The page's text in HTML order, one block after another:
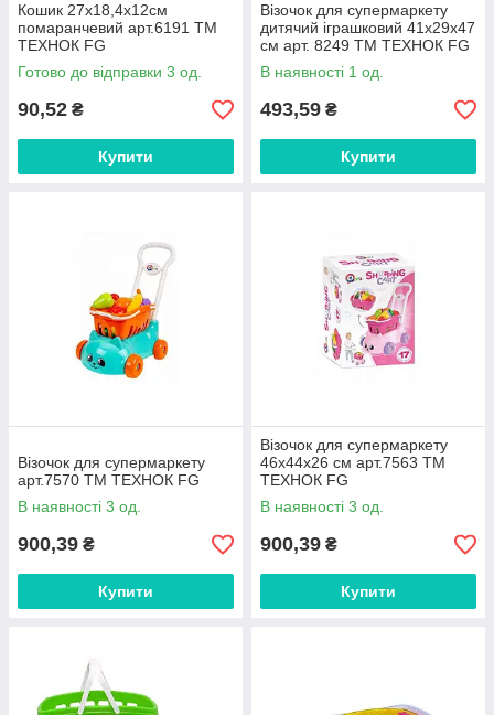
Кошик 27х18,4х12см
помаранчевий арт.6191 ТМ
ТЕХНОК FG
Готово до відправки 3 од.
90,52 ₴
Купити
Візочок для супермаркету
дитячий іграшковий 41х29х47
см арт. 8249 ТМ ТЕХНОК FG
В наявності 1 од.
493,59 ₴
Купити
Візочок для супермаркету
арт.7570 ТМ ТЕХНОК FG
В наявності 3 од.
900,39 ₴
Купити
Візочок для супермаркету
46х44х26 см арт.7563 ТМ
ТЕХНОК FG
В наявності 3 од.
900,39 ₴
Купити